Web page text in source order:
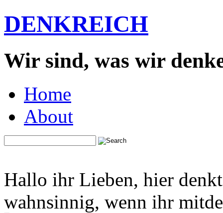
DENKREICH
Wir sind, was wir
Home
About
Hallo ihr Lieben, hier
wahnsinnig, wenn ihr